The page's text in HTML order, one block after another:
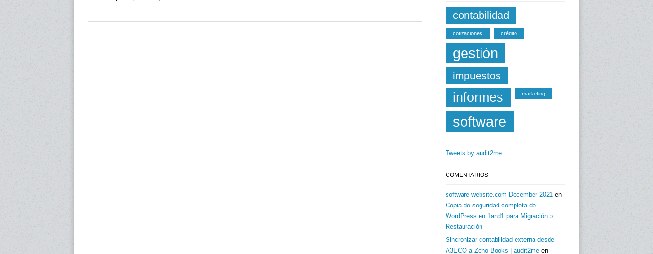
contabilidad
cotizaciones crédito
gestión
impuestos
informes marketing
software
Tweets by audit2me
COMENTARIOS
software-website.com December 2021 en
Copia de seguridad completa de
WordPress en 1and1 para Migración o
Restauración
Sincronizar contabilidad externa desde
A3ECO a Zoho Books | audit2me en